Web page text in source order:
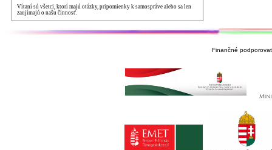
Vítaní sú všetci, ktorí majú otázky, pripomienky k samospráve alebo sa len
zaujímajú o našu činnosť.
Finančné